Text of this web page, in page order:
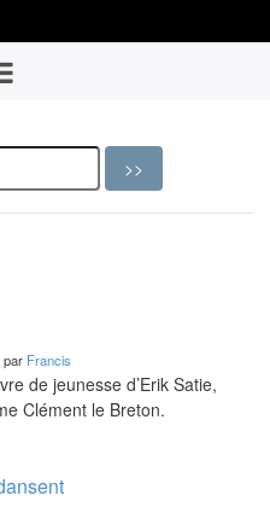
par Francis
de jeunesse d’Erik Satie,
Clément le Breton.